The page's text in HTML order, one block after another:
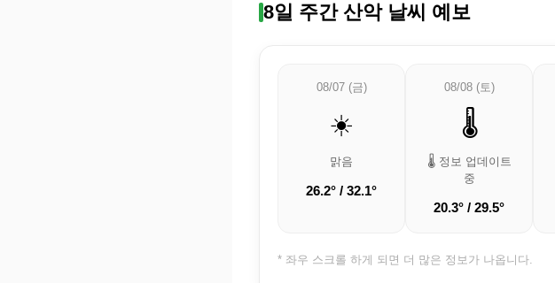
8일 주간 산악 날씨 예보
08/07 (금)
☀️
맑음
26.2° / 32.1°
08/08 (토)
🌡️
🌡️ 정보 업데이트
중
20.3° / 29.5°
* 좌우 스크롤 하게 되면 더 많은 정보가 나옵니다.